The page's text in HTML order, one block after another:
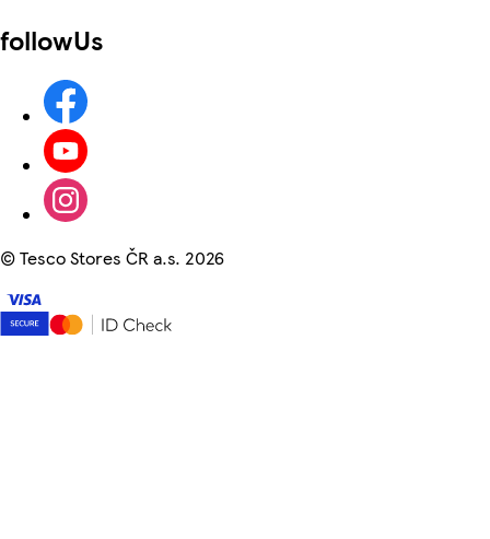
followUs
©Tesco Stores ČR a.s. 2026